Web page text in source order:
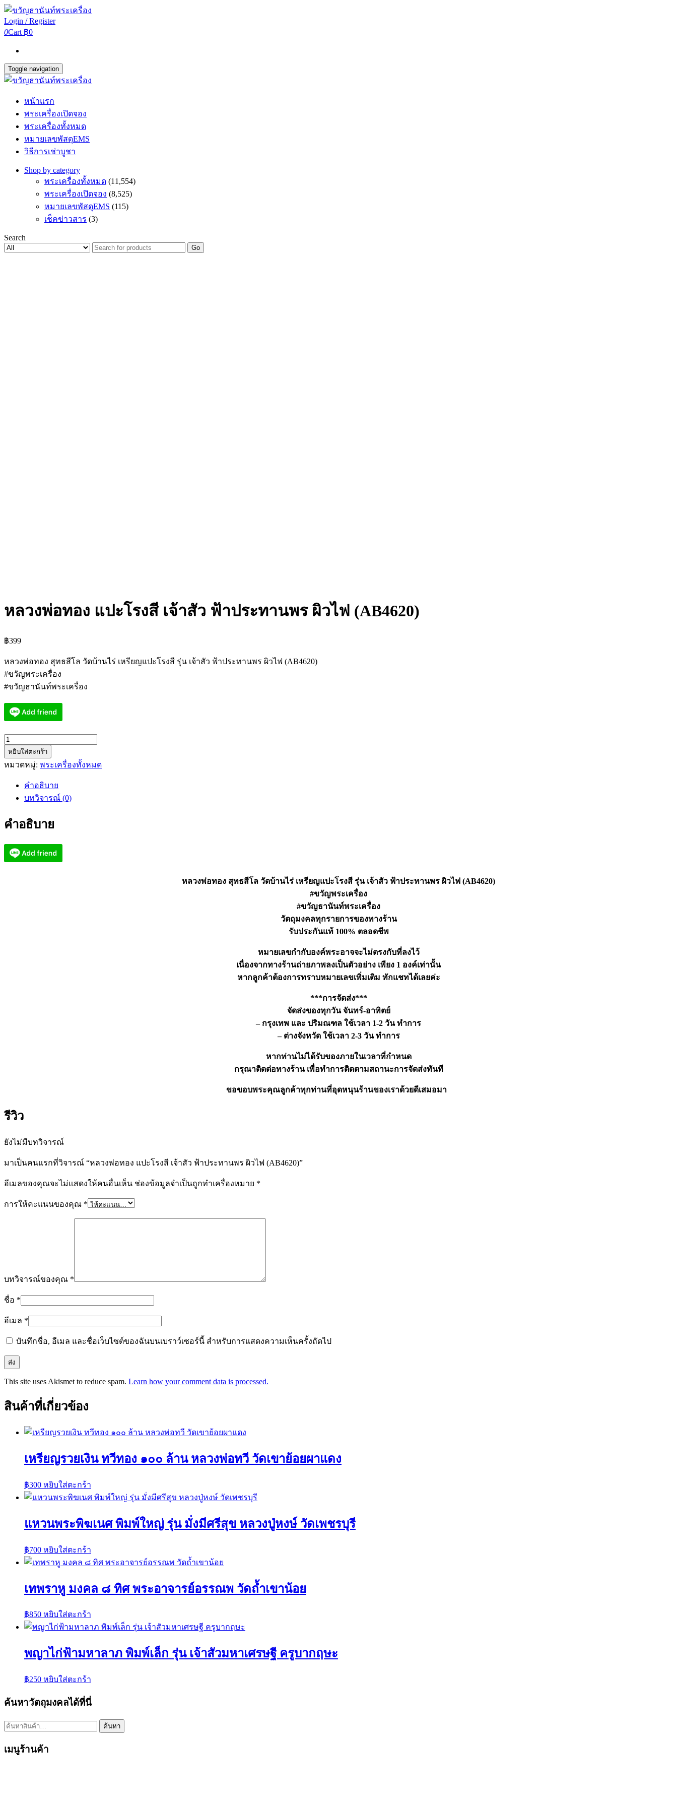
Login / Register
0Cart ฿0
Toggle navigation
หน้าแรก
พระเครื่องเปิดจอง
พระเครื่องทั้งหมด
หมายเลขพัสดุEMS
วิธีการเช่าบูชา
Shop by category
พระเครื่องทั้งหมด (11,554)
พระเครื่องเปิดจอง (8,525)
หมายเลขพัสดุEMS (115)
เช็คข่าวสาร (3)
Search
Go
หลวงพ่อทอง แปะโรงสี เจ้าสัว ฟ้าประทานพร ผิวไฟ (AB4620)
฿399
หลวงพ่อทอง สุทธสีโล วัดบ้านไร่ เหรียญแปะโรงสี รุ่น เจ้าสัว ฟ้าประทานพร ผิวไฟ (AB4620)
#ขวัญพระเครื่อง
#ขวัญธานันท์พระเครื่อง
จำนวน
หลวง
พ่อ
เจ้า
ฟ้า
หยิบใส่ตะกร้า
หมวดหมู่: พระเครื่องทั้งหมด
คำอธิบาย
บทวิจารณ์ (0)
คำอธิบาย
หลวงพ่อทอง สุทธสีโล วัดบ้านไร่ เหรียญแปะโรงสี รุ่น เจ้าสัว ฟ้าประทานพร ผิวไฟ (AB4620)
#ขวัญพระเครื่อง
#ขวัญธานันท์พระเครื่อง
วัตถุมงคลทุกรายการของทางร้าน
รับประกันแท้ 100% ตลอดชีพ
หมายเลขกำกับองค์พระอาจจะไม่ตรงกับที่ลงไว้
เนื่องจากทางร้านถ่ายภาพลงเป็นตัวอย่าง เพียง 1 องค์เท่านั้น
หากลูกค้าต้องการทราบหมายเลขเพิ่มเติม ทักแชทได้เลยค่ะ
***การจัดส่ง***
จัดส่งของทุกวัน จันทร์-อาทิตย์
– กรุงเทพ และ ปริมณฑล ใช้เวลา 1-2 วัน ทำการ
– ต่างจังหวัด ใช้เวลา 2-3 วัน ทำการ
หากท่านไม่ได้รับของภายในเวลาที่กำหนด
กรุณาติดต่อทางร้าน เพื่อทำการติดตามสถานะการจัดส่งทันที
ขอขอบพระคุณลูกค้าทุกท่านที่อุดหนุนร้านของเราด้วยดีเสมอมา
รีวิว
ยังไม่มีบทวิจารณ์
มาเป็นคนแรกที่วิจารณ์ “หลวงพ่อทอง แปะโรงสี เจ้าสัว ฟ้าประทานพร ผิวไฟ (AB4620)”
อีเมลของคุณจะไม่แสดงให้คนอื่นเห็น ช่องข้อมูลจำเป็นถูกทำเครื่องหมาย *
การให้คะแนนของคุณ *
บทวิจารณ์ของคุณ *
ชื่อ *
อีเมล *
บันทึกชื่อ, อีเมล และชื่อเว็บไซต์ของฉันบนเบราว์เซอร์นี้ สำหรับการแสดงความเห็นครั้งถัดไป
This site uses Akismet to reduce spam. Learn how your comment data is processed.
สินค้าที่เกี่ยวข้อง
เหรียญรวยเงิน ทวีทอง ๑๐๐ ล้าน หลวงพ่อทวี วัดเขาย้อยผาแดง
฿300 หยิบใส่ตะกร้า
แหวนพระพิฆเนศ พิมพ์ใหญ่ รุ่น มั่งมีศรีสุข หลวงปู่หงษ์ วัดเพชรบุรี
฿700 หยิบใส่ตะกร้า
เทพราหู มงคล ๘ ทิศ พระอาจารย์อรรณพ วัดถ้ำเขาน้อย
฿850 หยิบใส่ตะกร้า
พญาไก่ฟ้ามหาลาภ พิมพ์เล็ก รุ่น เจ้าสัวมหาเศรษฐี ครูบากฤษะ
฿250 หยิบใส่ตะกร้า
ค้นหาวัตถุมงคลได้ที่นี่
ค้นหา: ค้นหา
เมนูร้านค้า